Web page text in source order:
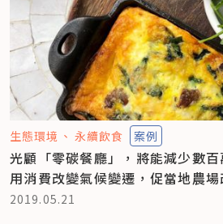
生態環境 永續飲食 案例
光顧「零碳餐廳」，將能減少數
用消費改變氣候變遷，促當地農場
2019.05.21